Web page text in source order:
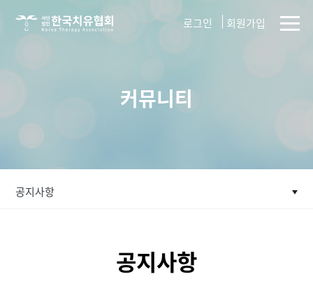
사단법인
로그인 회원가입
커뮤니티
공지사항
공지사항